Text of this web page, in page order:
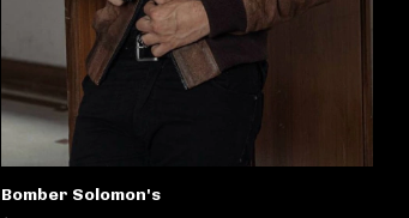
Bomber Solomon's